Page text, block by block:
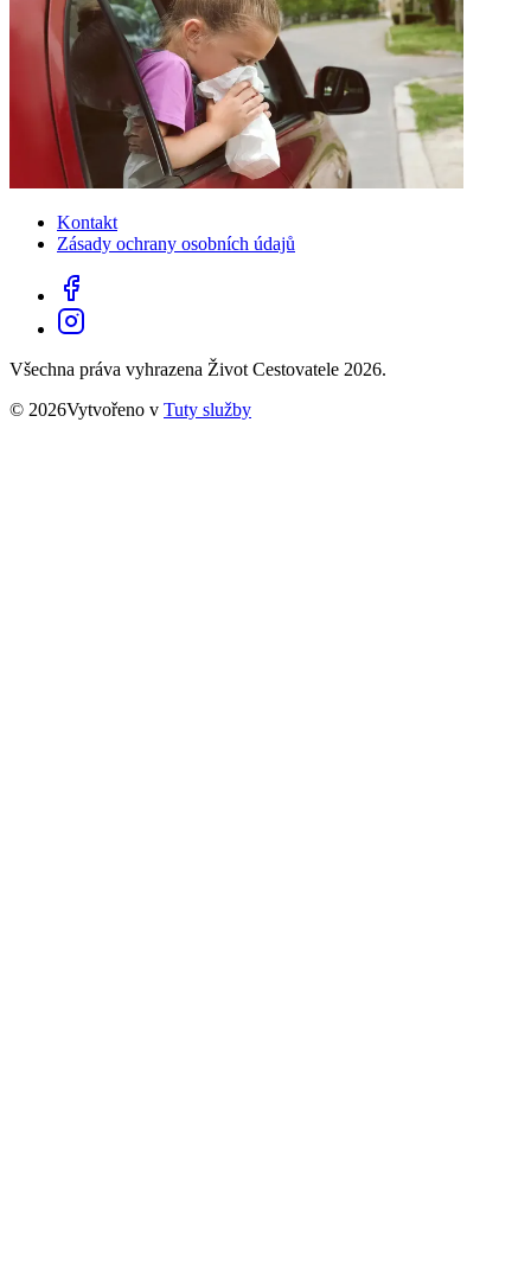
Kontakt
Zásady ochrany osobních údajů
Všechna práva vyhrazena Život Cestovatele 2026.
© 2026Vytvořeno v Tuty služby